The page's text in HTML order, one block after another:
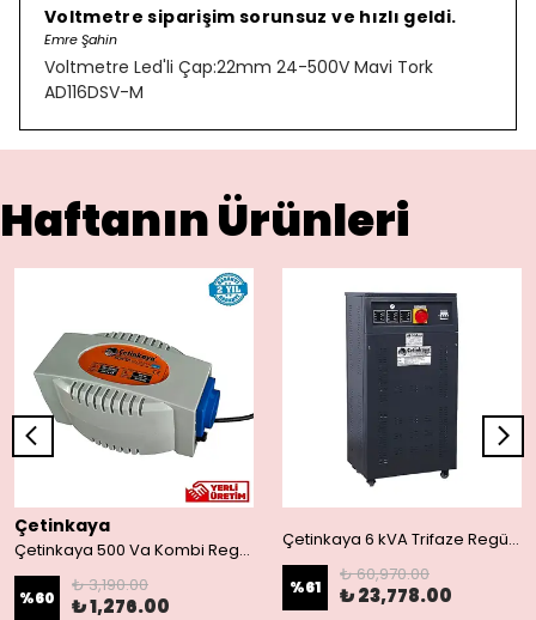
Voltmetre siparişim sorunsuz ve hızlı geldi.
Emre Şahin
Voltmetre Led'li Çap:22mm 24-500V Mavi Tork
AD116DSV-M
Haftanın Ürünleri
Çetinkaya
Çetinkaya 500 Va Kombi Regülatörü Ev Tipi Regülatör Mikro İşlemcili S14 1P0 00
%60
₺ 3,190.00
₺ 1,276.00
Çetinkaya 6 kVA Trifaze Regülatör S11 A3Y 01 | 300/460V-380V Endüstriyel Voltaj Dengeleyici
%61
₺ 60,970.00
₺ 23,778.00